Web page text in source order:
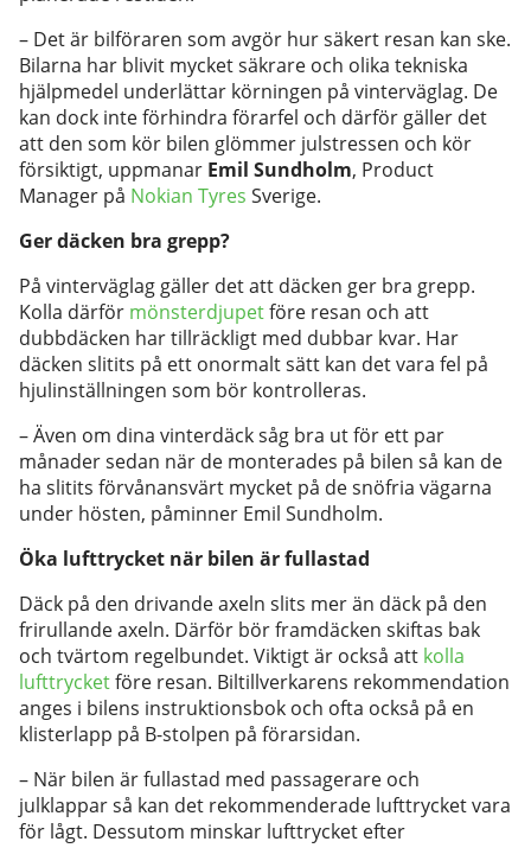
– Det är bilföraren som avgör hur säkert resan kan ske.
Bilarna har blivit mycket säkrare och olika tekniska
hjälpmedel underlättar körningen på vinterväglag. De
kan dock inte förhindra förarfel och därför gäller det
att den som kör bilen glömmer julstressen och kör
försiktigt, uppmanar Emil Sundholm, Product
Manager på Nokian Tyres Sverige.
Ger däcken bra grepp?
På vinterväglag gäller det att däcken ger bra grepp.
Kolla därför mönsterdjupetföre resan och att
dubbdäcken har tillräckligt med dubbar kvar. Har
däcken slitits på ett onormalt sätt kan det vara fel på
hjulinställningen som bör kontrolleras.
– Även om dina vinterdäck såg bra ut för ett par
månader sedan när de monterades på bilen så kan de
ha slitits förvånansvärt mycket på de snöfria vägarna
under hösten, påminner Emil Sundholm.
Öka lufttrycket när bilen är fullastad
Däck på den drivande axeln slits mer än däck på den
frirullande axeln. Därför bör framdäcken skiftas bak
och tvärtom regelbundet. Viktigt är också att kolla
lufttrycketföre resan. Biltillverkarens rekommendation
anges i bilens instruktionsbok och ofta också på en
klisterlapp på B-stolpen på förarsidan.
– När bilen är fullastad med passagerare och
julklappar så kan det rekommenderade lufttrycket vara
för lågt. Dessutom minskar lufttrycket efter